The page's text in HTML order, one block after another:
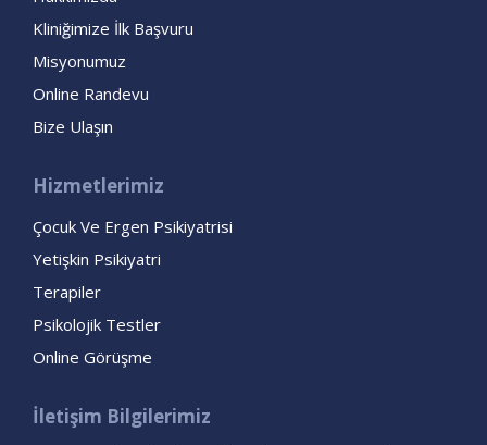
Kliniğimize İlk Başvuru
Misyonumuz
Online Randevu
Bize Ulaşın
Hizmetlerimiz
Çocuk Ve Ergen Psikiyatrisi
Yetişkin Psikiyatri
Terapiler
Psikolojik Testler
Online Görüşme
İletişim Bilgilerimiz